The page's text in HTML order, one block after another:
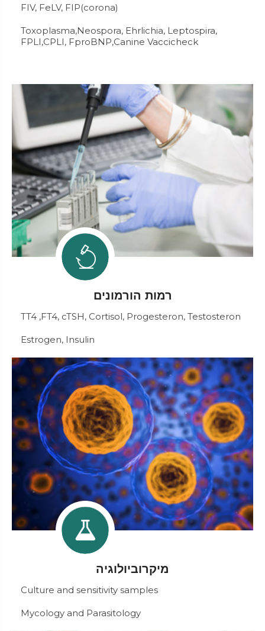
FIV, FeLV, FIP(corona)
Toxoplasma,Neospora, Ehrlichia, Leptospira,
FPLI,CPLI, FproBNP,Canine Vaccicheck
רמות הורמונים
TT4 ,FT4, cTSH, Cortisol, Progesteron, Testosteron
Estrogen, Insulin
מיקרוביולוגיה
Culture and sensitivity samples
Mycology and Parasitology